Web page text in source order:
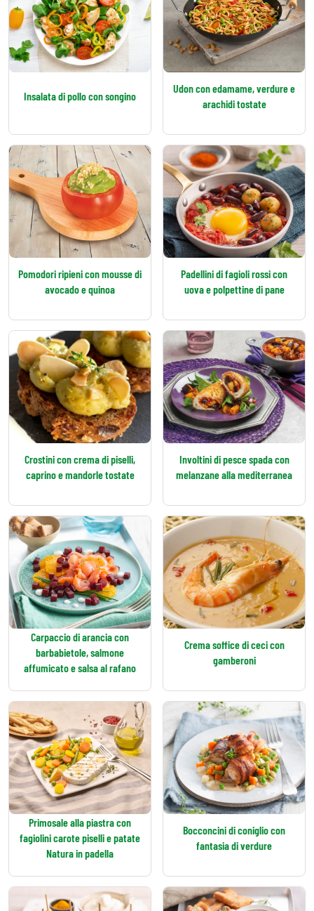
Insalata di pollo con songino
Udon con edamame, verdure e
arachidi tostate
Pomodori ripieni con mousse di
avocado e quinoa
Padellini di fagioli rossi con
uova e polpettine di pane
Crostini con crema di piselli,
caprino e mandorle tostate
Involtini di pesce spada con
melanzane alla mediterranea
Carpaccio di arancia con
barbabietole, salmone
affumicato e salsa al rafano
Crema soffice di ceci con
gamberoni
Primosale alla piastra con
fagiolini carote piselli e patate
Natura in padella
Bocconcini di coniglio con
fantasia di verdure